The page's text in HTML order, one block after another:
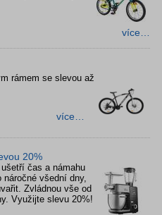
více…
rámem se slevou až
více…
20%
čas a námahu
všední dny,
Zvládnou vše od
Využijte slevu 20%!